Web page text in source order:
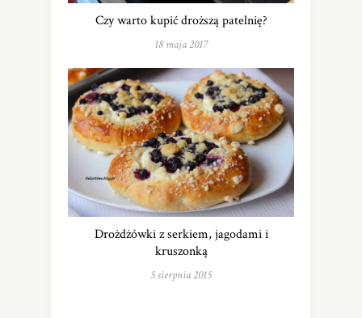
Czy warto kupić droższą patelnię?
18 maja 2017
Drożdżówki z serkiem, jagodami i
kruszonką
5 sierpnia 2015